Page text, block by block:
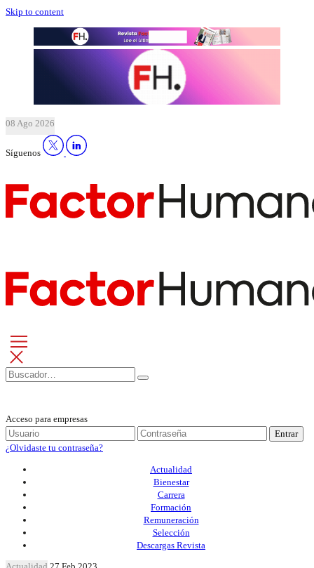
Skip to content
08 Ago 2026
Síguenos
Acceso para empresas
Entrar
¿Olvidaste tu contraseña?
Actualidad
Bienestar
Carrera
Formación
Remuneración
Selección
Descargas Revista